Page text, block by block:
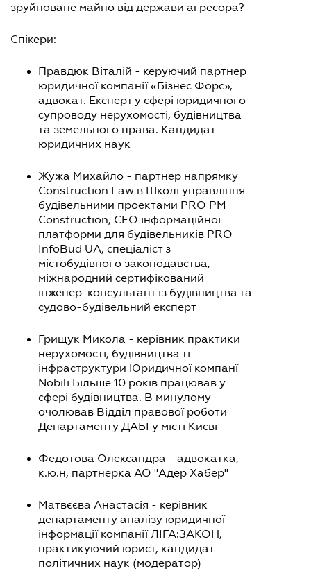
зруйноване майно від держави агресора?
Спікери:
Правдюк Віталій - керуючий партнер
юридичної компанії «Бізнес Форс»,
адвокат. Експерт у сфері юридичного
супроводу нерухомості, будівництва
та земельного права. Кандидат
юридичних наук
Жужа Михайло - партнер напрямку
Construction Law в Школі управління
будівельними проектами PRO PM
Construction, CEO інформаційної
платформи для будівельників PRO
InfoBud UA, спеціаліст з
містобудівного законодавства,
міжнародний сертифікований
інженер-консультант із будівництва та
судово-будівельний експерт
Грищук Микола - керівник практики
нерухомості, будівництва ті
інфраструктури Юридичної компанї
Nobili Більше 10 років працював у
сфері будівництва. В минулому
очолював Відділ правової роботи
Департаменту ДАБІ у місті Києві
Федотова Олександра - адвокатка,
к.ю.н, партнерка АО "Адер Хабер"
Матвєєва Анастасія - керівник
департаменту аналізу юридичної
інформації компанії ЛІГА:ЗАКОН,
практикуючий юрист, кандидат
політичних наук (модератор)